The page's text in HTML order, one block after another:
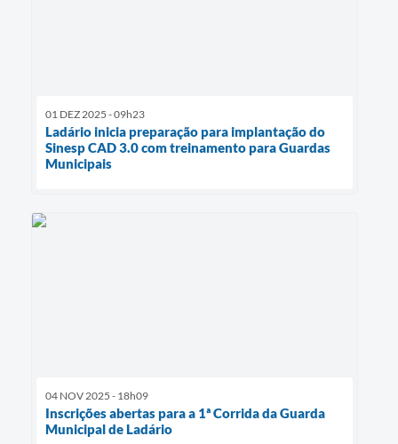
01 DEZ 2025 - 09h23
Ladário inicia preparação para implantação do
Sinesp CAD 3.0 com treinamento para Guardas
Municipais
04 NOV 2025 - 18h09
Inscrições abertas para a 1ª Corrida da Guarda
Municipal de Ladário